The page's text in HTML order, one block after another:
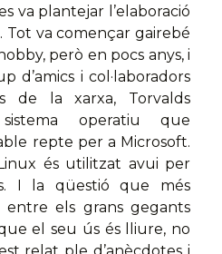
va plantejar l’elaboració
Tot va començar gairebé
però en pocs anys, i
d’amics i col·laboradors
de la xarxa, Torvalds
operatiu que
repte per a Microsoft.
és utilitzat avui per
I la qüestió que més
entre els grans gegants
el seu ús és lliure, no